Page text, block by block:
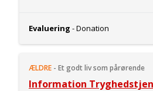
Evaluering - Donation
ÆLDRE - Et godt liv som pårørende
Information